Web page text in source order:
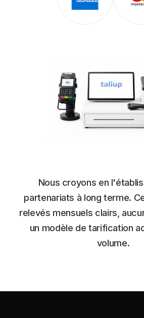
Nous croyons en
partenariats à long terme.
relevés mensuels clairs,
un modèle de tarification
volume.